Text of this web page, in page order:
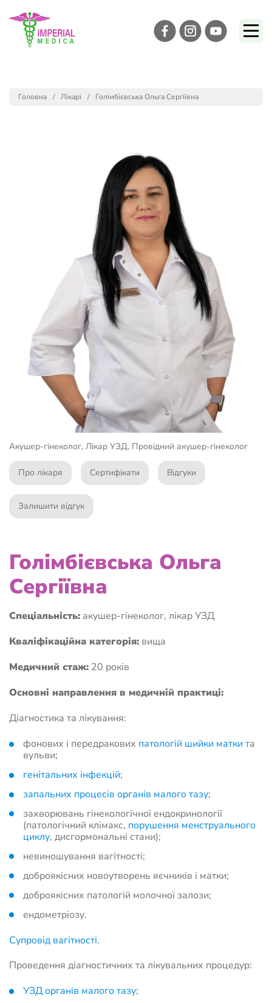
Головна Лікарі Голімбієвська Ольга Сергіївна
Акушер-гінеколог, Лікар УЗД, Провідний акушер-гінеколог
Про лікаря Сертифікати Відгуки
Залишити відгук
Голімбієвська Ольга
Сергіївна
Спеціальність: акушер-гінеколог, лікар УЗД
Кваліфікаційна категорія: вища
Медичний стаж: 20 років
Основні направлення в медичній практиці:
Діагностика та лікування:
фонових і передракових патологій шийки матки та
вульви;
генітальних інфекцій;
запальних процесів органів малого тазу;
захворювань гінекологічної ендокринології
(патологічний клімакс, порушення менструального
циклу, дисгормональні стани);
невиношування вагітності;
доброякісних новоутворень яєчників і матки;
доброякісних патологій молочної залози;
ендометріозу.
Супровід вагітності.
Проведення діагностичних та лікувальних процедур:
УЗД органів малого тазу;